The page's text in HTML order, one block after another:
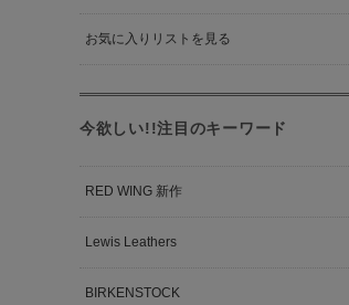
お気に入りリストを見る
今欲しい!!注目のキーワード
RED WING 新作
Lewis Leathers
BIRKENSTOCK